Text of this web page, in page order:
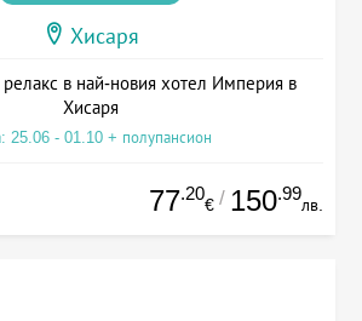
Хисаря
в най-новия хотел Империя в
Хисаря
25.06 - 01.10 + полупансион
77.20
€ / 150.99
лв.